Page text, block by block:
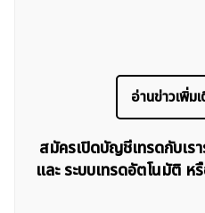
อ่านข่าวเพิ่ม
สมัครเปิดบัญชีเทรดกับเร
และ ระบบเทรดอัตโนมัติ